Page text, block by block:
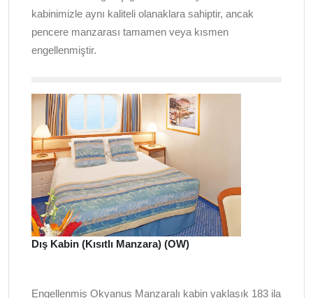
kabinimizle aynı kaliteli olanaklara sahiptir, ancak
pencere manzarası tamamen veya kısmen
engellenmiştir.
Dış Kabin (Kısıtlı Manzara) (OW)
Engellenmiş Okyanus Manzaralı kabin yaklaşık 183 ila